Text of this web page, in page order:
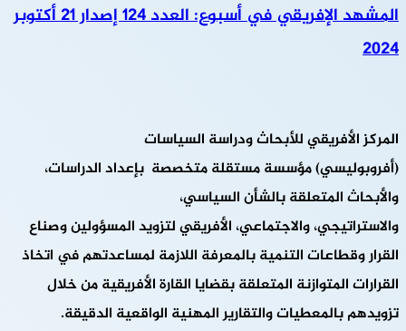
المشهد الإفريقي في أسبوع: العدد 124 إصدار 21 أكتوبر
2024
المركز الأفريقي للأبحاث ودراسة السياسات
(أفروبوليسي) مؤسسة مستقلة متخصصة بإعداد الدراسات،
والأبحاث المتعلقة بالشأن السياسي،
والاستراتيجي، والاجتماعي، الأفريقي لتزويد المسؤولين وصناع
القرار وقطاعات التنمية بالمعرفة اللازمة لمساعدتهم في اتخاذ
القرارات المتوازنة المتعلقة بقضايا القارة الأفريقية من خلال
تزويدهم بالمعطيات والتقارير المهنية الواقعية الدقيقة.